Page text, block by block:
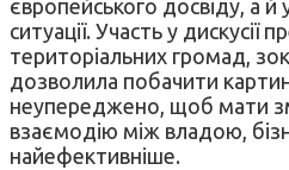
європейського досвіду, а й
ситуації. Участь у дискусії
територіальних громад,
дозволила побачити
неупереджено, щоб мати
взаємодію між владою,
найефективніше.